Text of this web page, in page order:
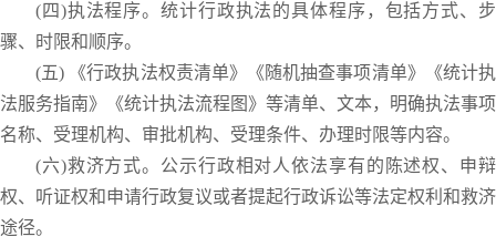
(四)执法程序。统计行政执法的具体程序，包括方式、步
骤、时限和顺序。
(五) 《行政执法权责清单》《随机抽查事项清单》《统计执
法服务指南》《统计执法流程图》等清单、文本，明确执法事项
名称、受理机构、审批机构、受理条件、办理时限等内容。
(六)救济方式。公示行政相对人依法享有的陈述权、申辩
权、听证权和申请行政复议或者提起行政诉讼等法定权利和救济
途径。